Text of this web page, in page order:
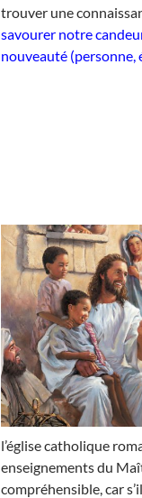
trouver une
savourer notre
nouveauté (personne,
l’église catholique
enseignements du
compréhensible, car